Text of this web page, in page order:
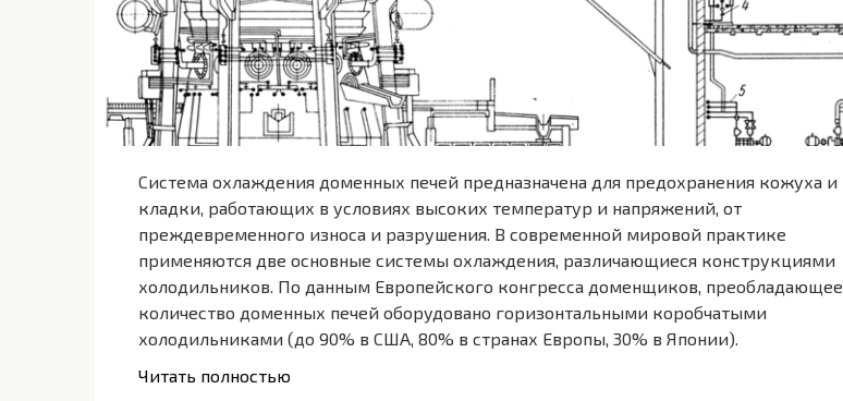
Система охлаждения доменных печей предназначена для предохранения кожуха и
кладки, работающих в условиях высоких температур и напряжений, от
преждевременного износа и разрушения. В современной мировой практике
применяются две основные системы охлаждения, различающиеся конструкциями
холодильников. По данным Европейского конгресса доменщиков, преобладающее
количество доменных печей оборудовано горизонтальными коробчатыми
холодильниками (до 90% в США, 80% в странах Европы, 30% в Японии).
Читать полностью